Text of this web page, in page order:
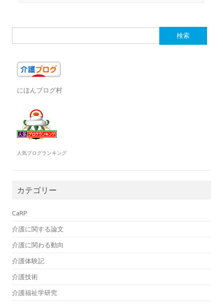
索:
にほんブログ村
人気ブログランキング
カテゴリー
CaRP
介護に関する論文
介護に関わる動向
介護体験記
介護技術
介護福祉学研究